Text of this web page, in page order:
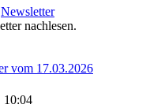
Newsletter
nachlesen.
vom 17.03.2026
10:04